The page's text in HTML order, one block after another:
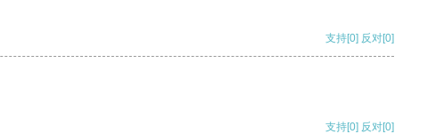
支持[0] 反对[0]
支持[0] 反对[0]